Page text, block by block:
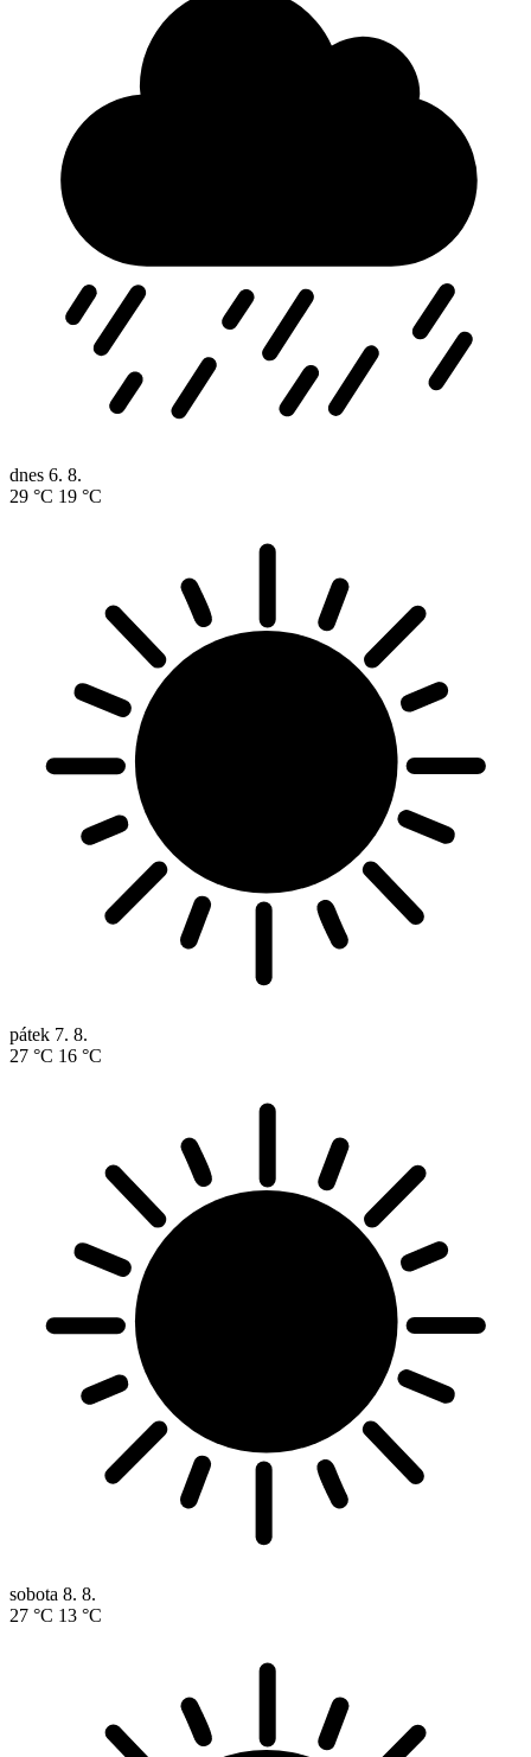
dnes 6. 8.
29 °C 19 °C
pátek 7. 8.
27 °C 16 °C
sobota 8. 8.
27 °C 13 °C